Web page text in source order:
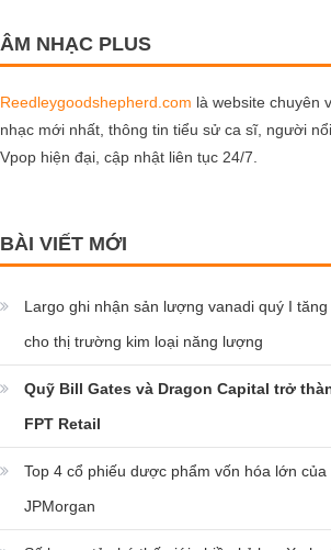
ÂM NHẠC PLUS
Reedleygoodshepherd.com là website chuyên
nhạc mới nhất, thông tin tiểu sử ca sĩ, người
Vpop hiện đại, cập nhật liên tục 24/7.
BÀI VIẾT MỚI
Largo ghi nhận sản lượng vanadi quý I
cho thị trường kim loại năng lượng
Quỹ Bill Gates và Dragon Capital trở
FPT Retail
Top 4 cổ phiếu dược phẩm vốn hóa lớn
JPMorgan